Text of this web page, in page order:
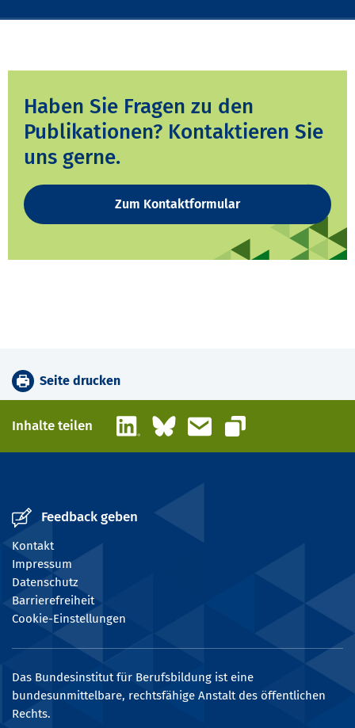
Haben Sie Fragen zu den
Publikationen? Kontaktieren Sie
uns gerne.
Zum Kontaktformular
Seite drucken
Inhalte teilen LinkedInBlueskyE-Mail
Link kopieren
Feedback geben
Kontakt
Impressum
Datenschutz
Barrierefreiheit
Cookie-Einstellungen
Das Bundesinstitut für Berufsbildung ist eine
bundesunmittelbare, rechtsfähige Anstalt des öffentlichen
Rechts.